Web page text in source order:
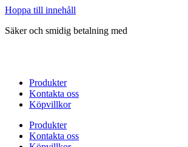
Hoppa till innehåll
Säker och smidig betalning med
Produkter
Kontakta oss
Köpvillkor
Produkter
Kontakta oss